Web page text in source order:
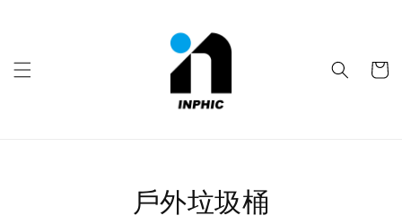
戶外垃圾桶